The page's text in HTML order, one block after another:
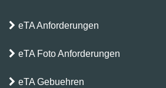
eTA Anforderungen
eTA Foto Anforderungen
eTA Gebuehren